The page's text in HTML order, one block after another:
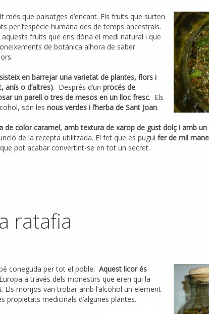
que paisatges d’encant. Els fruits que surten
per l’espècie humana des de temps ancestrals.
fruits que ens dóna el medi natural i que
de botànica alhora de saber
en barrejar una varietat de plantes, flors i
anís o d’altres). Després d’un procés de
un parell o tres de mesos en un lloc fresc. Els
són les nous verdes i l’herba de Sant Joan.
de color caramel, amb textura de xarop de gust dolç i amb
de la recepta utilitzada. El fet que es pugui fer de mil
pot acabar convertint-se en tot un secret.
ratafia
coneguda per tot el poble. Aquest licor és
a través dels monestirs que eren qui la
. Els monjos van trobar amb l’alcohol un element
propietats medicinals d’algunes plantes.